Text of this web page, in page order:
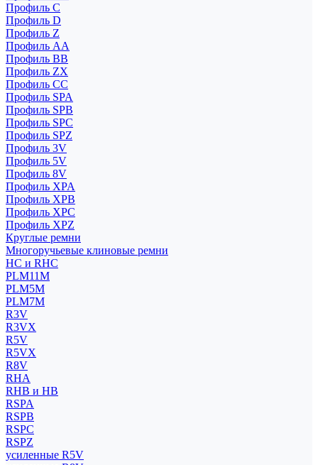
Профиль C
Профиль D
Профиль Z
Профиль АА
Профиль BB
Профиль ZX
Профиль CC
Профиль SPA
Профиль SPB
Профиль SPC
Профиль SPZ
Профиль 3V
Профиль 5V
Профиль 8V
Профиль XPA
Профиль XPB
Профиль XPC
Профиль XPZ
Круглые ремни
Многоручьевые клиновые ремни
HC и RHC
PLM11M
PLM5M
PLM7M
R3V
R3VX
R5V
R5VX
R8V
RHA
RHB и HB
RSPA
RSPB
RSPC
RSPZ
усиленные R5V